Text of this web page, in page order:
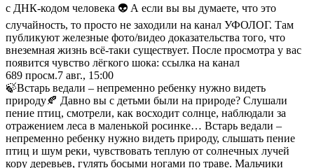
с ДНК-кодом человека 👽 А если вы вы думаете, что это
случайность, то просто не заходили на канал УФОЛОГ. Там
публикуют железные фото/видео доказательства того, что
внеземная жизнь всё-таки существует. После просмотра у вас
появится чувство лёгкого шока: ссылка на канал
689 просм.7 авг., 15:00
🍃Встарь ведали – непременно ребенку нужно видеть
природу🍂 Давно вы с детьми были на природе? Слушали
пение птиц, смотрели, как восходит солнце, наблюдали за
отражением леса в маленькой росинке… Встарь ведали –
непременно ребенку нужно видеть природу, слышать пение
птиц и шум реки, чувствовать теплую от солнечных лучей
кору деревьев, гулять босыми ногами по траве. Мальчики